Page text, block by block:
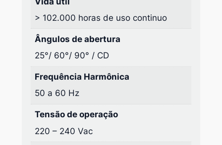
> 102.000 horas de uso continuo
Ângulos de abertura
25°/ 60°/ 90° / CD
Frequência Harmônica
50 a 60 Hz
Tensão de operação
220 – 240 Vac